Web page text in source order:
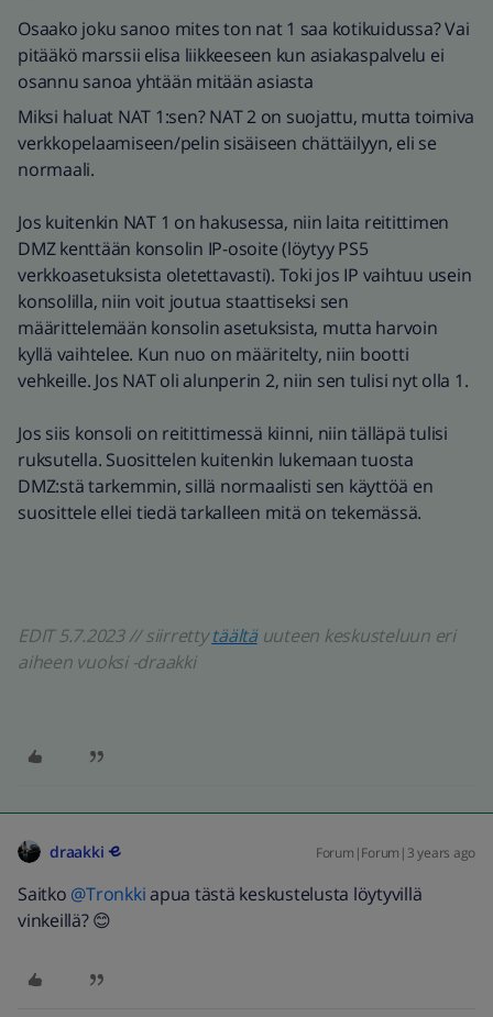
Osaako joku sanoo mites ton nat 1 saa kotikuidussa? Vai
pitääkö marssii elisa liikkeeseen kun asiakaspalvelu ei
osannu sanoa yhtään mitään asiasta
Miksi haluat NAT 1:sen? NAT 2 on suojattu, mutta toimiva
verkkopelaamiseen/pelin sisäiseen chättäilyyn, eli se
normaali.
Jos kuitenkin NAT 1 on hakusessa, niin laita reitittimen
DMZ kenttään konsolin IP-osoite (löytyy PS5
verkkoasetuksista oletettavasti). Toki jos IP vaihtuu usein
konsolilla, niin voit joutua staattiseksi sen
määrittelemään konsolin asetuksista, mutta harvoin
kyllä vaihtelee. Kun nuo on määritelty, niin bootti
vehkeille. Jos NAT oli alunperin 2, niin sen tulisi nyt olla 1.
Jos siis konsoli on reitittimessä kiinni, niin tälläpä tulisi
ruksutella. Suosittelen kuitenkin lukemaan tuosta
DMZ:stä tarkemmin, sillä normaalisti sen käyttöä en
suosittele ellei tiedä tarkalleen mitä on tekemässä.
EDIT 5.7.2023 // siirrettytäältäuuteen keskusteluun eri
aiheen vuoksi -draakki
draakki Forum|Forum|3 years ago
Saitko @Tronkkiapua tästä keskustelusta löytyvillä
vinkeillä? 😊